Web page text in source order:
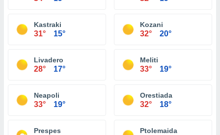
Kastraki
31° 15°
Kozani
32° 20°
Livadero
28° 17°
Meliti
33° 19°
Neapoli
33° 19°
Orestiada
32° 18°
Prespes Ptolemaida